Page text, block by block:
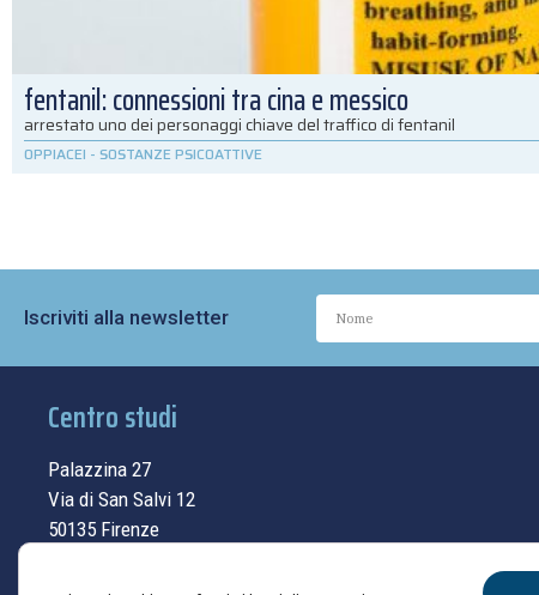
fentanil: connessioni tra cina e messico
arrestato uno dei personaggi chiave del traffico di fentanil
OPPIACEI - SOSTANZE PSICOATTIVE
Iscriviti alla newsletter
Centro studi
Palazzina 27
Via di San Salvi 12
50135 Firenze